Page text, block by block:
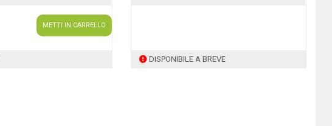
METTI IN CARRELLO
DISPONIBILE A BREVE